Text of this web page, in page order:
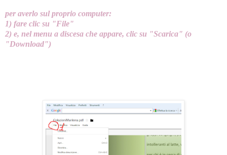
per averlo sul proprio computer:
1) fare clic su "File"
2) e, nel menu a discesa che appare, clic su "Scarica" (o
"Download")